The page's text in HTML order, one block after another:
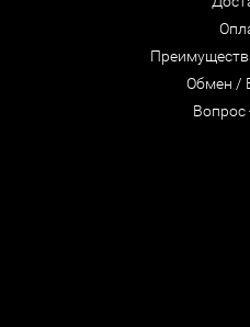
Обмен /
Вопрос